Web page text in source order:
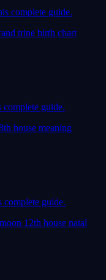
complete guide.
trine birth chart
guide.
house meaning
guide.
moon 12th house natal